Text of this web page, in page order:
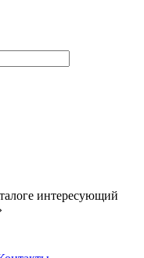
интересующий